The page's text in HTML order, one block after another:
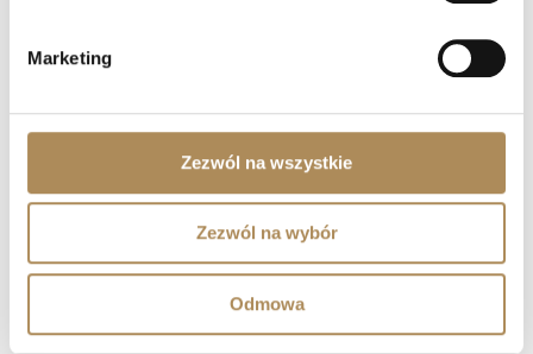
Marketing
Zezwól na wszystkie
Zezwól na wybór
Odmowa
Jak mogę umówić się na spotkanie?
Czy LUXOS Arts organizuje wydarzenia
Gdzie mogę śledzić nowości i wydarzenia LUXOS